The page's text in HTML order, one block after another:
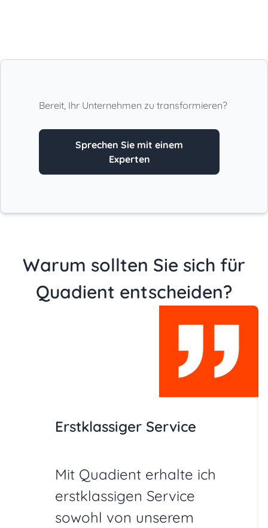
Bereit, Ihr Unternehmen zu transformieren?
Sprechen Sie mit einem
Experten
Warum sollten Sie sich für
Quadient entscheiden?
Erstklassiger Service
Mit Quadient erhalte ich
erstklassigen Service
sowohl von unserem